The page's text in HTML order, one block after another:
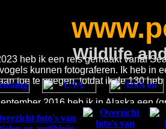
Wildlife
heb ik een reis gemaakt vanaf
kunnen fotograferen. Ik heb in
toe te voegen, totdat ik de 130
2016 heb ik in Alaska een
te krijgen van de mooie natuur